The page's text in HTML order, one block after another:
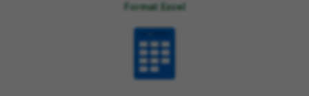
Format Excel